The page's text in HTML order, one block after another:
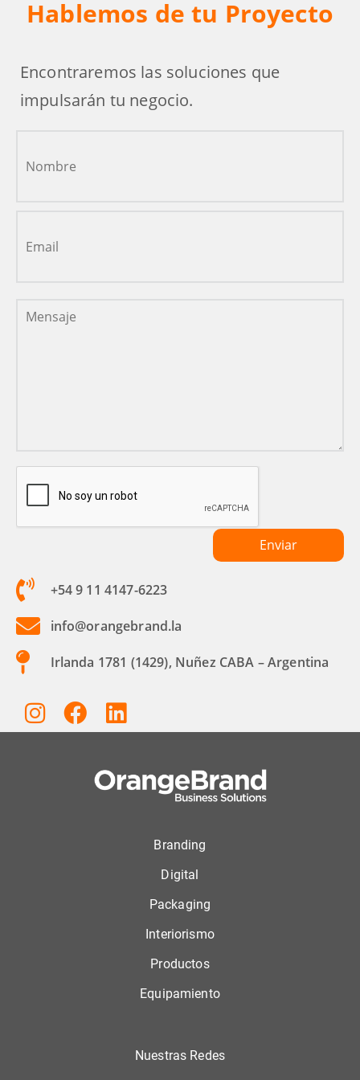
Hablemos de tu Proyecto
Encontraremos las soluciones que
impulsarán tu negocio.
+54 9 11 4147-6223
info@orangebrand.la
Irlanda 1781 (1429), Nuñez CABA – Argentina
Branding
Digital
Packaging
Interiorismo
Productos
Equipamiento
Nuestras Redes